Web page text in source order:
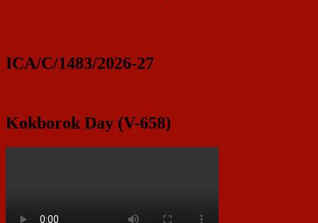
ICA/C/1483/2026-27
Kokborok Day (V-658)